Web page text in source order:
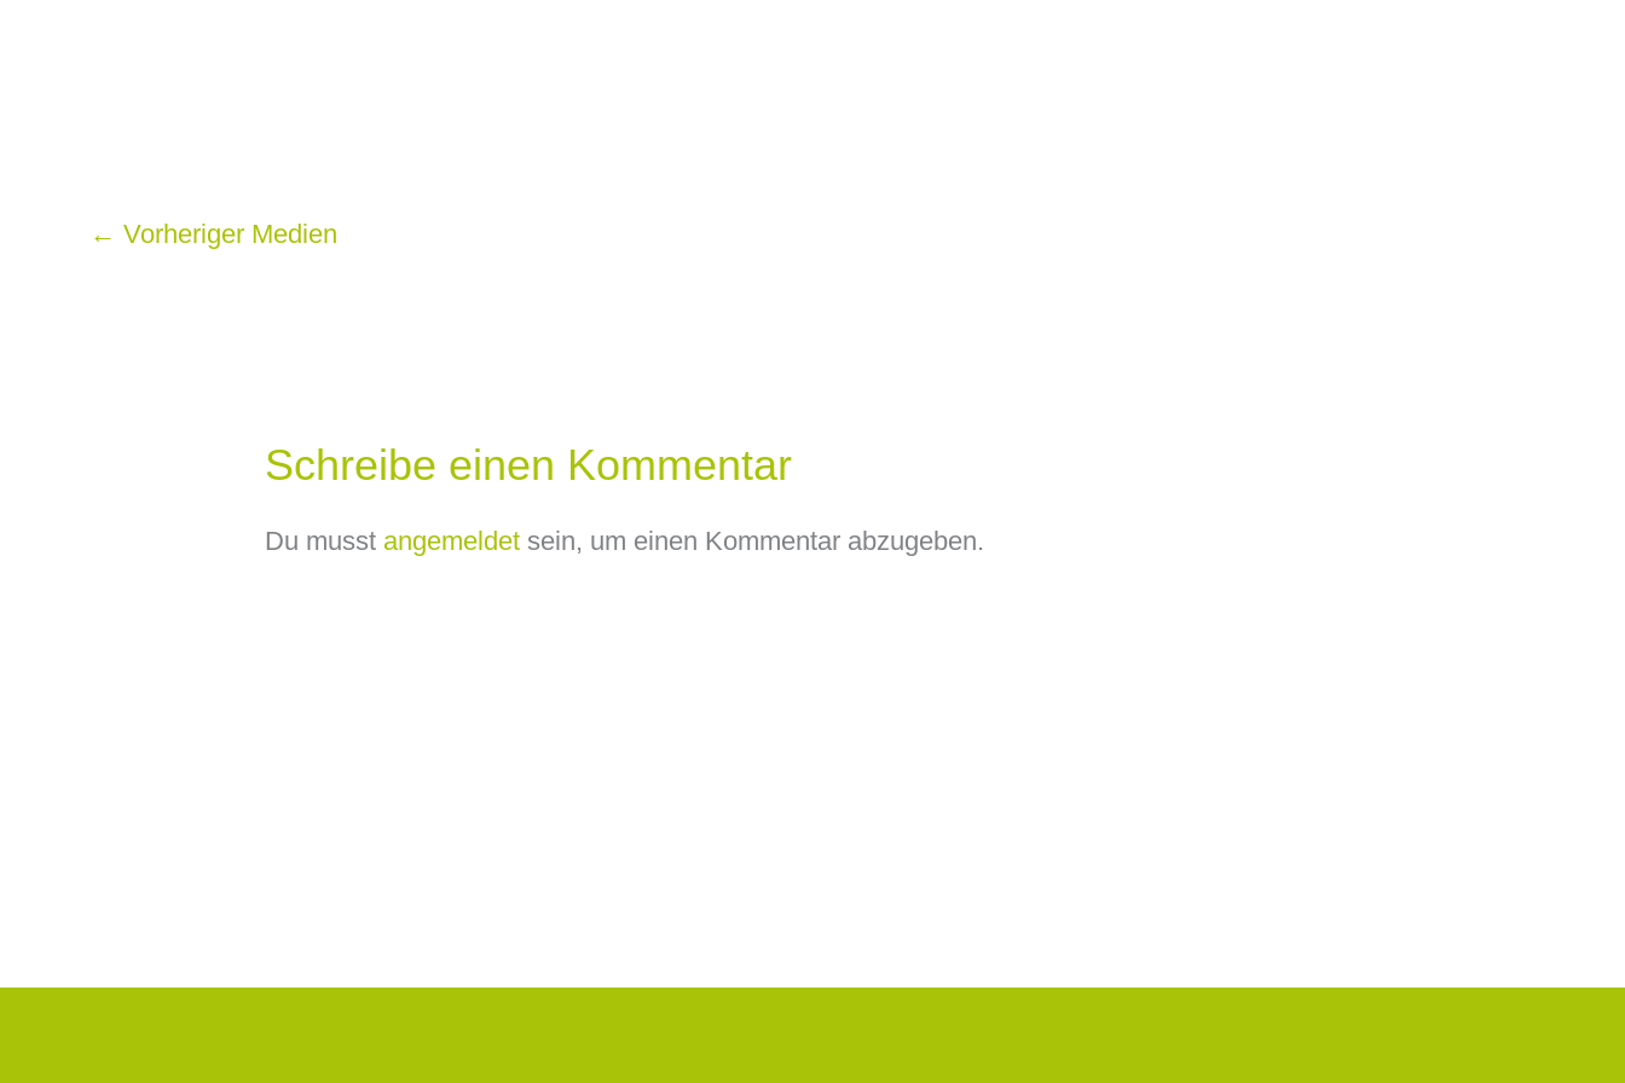
← Vorheriger Medien
Schreibe einen Kommentar
Du musst angemeldetsein, um einen Kommentar abzugeben.